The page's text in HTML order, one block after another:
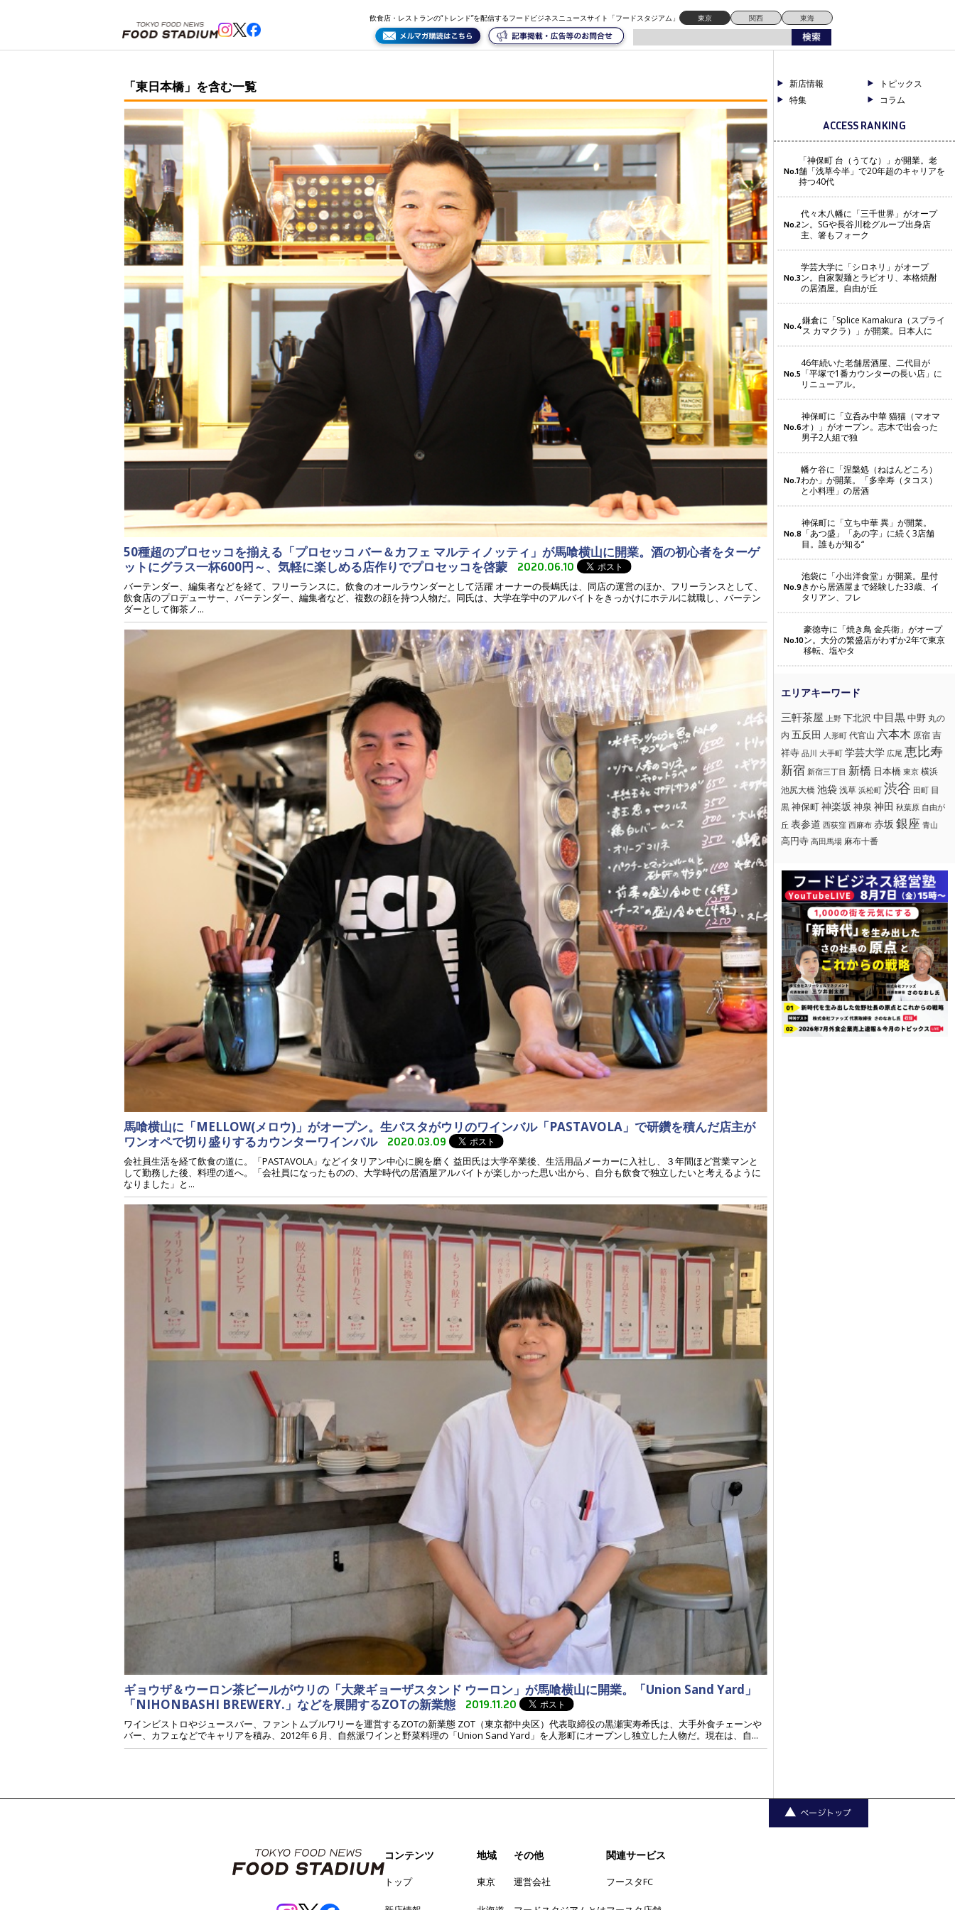
飲食店・レストランの“トレンド”を配信するフードビジネスニュースサイト「フードスタジアム」 東京 関西 東海
「東日本橋」を含む一覧
50種超のプロセッコを揃える「プロセッコ バー＆カフェ マルティノッティ」が馬喰横山に開業。酒の初心者をターゲ
ットにグラス一杯600円～、気軽に楽しめる店作りでプロセッコを啓蒙
2020.06.10
バーテンダー、編集者などを経て、フリーランスに。飲食のオールラウンダーとして活躍 オーナーの長嶋氏は、同店の運営のほか、フリーランスとして、
飲食店のプロデューサー、バーテンダー、編集者など、複数の顔を持つ人物だ。同氏は、大学在学中のアルバイトをきっかけにホテルに就職し、バーテン
ダーとして御茶ノ...
馬喰横山に「MELLOW(メロウ)」がオープン。生パスタがウリのワインバル「PASTAVOLA」で研鑽を積んだ店主が
ワンオペで切り盛りするカウンターワインバル
2020.03.09
会社員生活を経て飲食の道に。「PASTAVOLA」などイタリアン中心に腕を磨く 益田氏は大学卒業後、生活用品メーカーに入社し、３年間ほど営業マンと
して勤務した後、料理の道へ。「会社員になったものの、大学時代の居酒屋アルバイトが楽しかった思い出から、自分も飲食で独立したいと考えるように
なりました」と...
ギョウザ＆ウーロン茶ビールがウリの「大衆ギョーザスタンド ウーロン」が馬喰横山に開業。「Union Sand Yard」
「NIHONBASHI BREWERY.」などを展開するZOTの新業態
2019.11.20
ワインビストロやジュースバー、ファントムブルワリーを運営するZOTの新業態 ZOT（東京都中央区）代表取締役の黒瀬実寿希氏は、大手外食チェーンや
バー、カフェなどでキャリアを積み、2012年６月、自然派ワインと野菜料理の「Union Sand Yard」を人形町にオープンし独立した人物だ。現在は、自...
新店情報
トピックス
特集
コラム
ACCESS RANKING
No.1
「神保町 台（うてな）」が開業。老
舗「浅草今半」で20年超のキャリアを
持つ40代
No.2
代々木八幡に「三千世界」がオープ
ン。SGや長谷川稔グループ出身店
主、箸もフォーク
No.3
学芸大学に「シロネリ」がオープ
ン。自家製麺とラビオリ、本格焼酎
の居酒屋。自由が丘
No.4鎌倉に「Splice Kamakura（スプライ
ス カマクラ）」が開業。日本人に
No.5
46年続いた老舗居酒屋、二代目が
「平塚で1番カウンターの長い店」に
リニューアル。
No.6
神保町に「立呑み中華 猫猫（マオマ
オ）」がオープン。志木で出会った
男子2人組で独
No.7
幡ケ谷に「涅槃処（ねはんどころ）
わか」が開業。「多幸寿（タコス）
と小料理」の居酒
No.8
神保町に「立ち中華 異」が開業。
「あつ盛」「あの字」に続く3店舗
目。誰もが知る“
No.9
池袋に「小出洋食堂」が開業。星付
きから居酒屋まで経験した33歳、イ
タリアン、フレ
No.10
豪徳寺に「焼き鳥 金兵衛」がオープ
ン。大分の繁盛店がわずか2年で東京
移転、塩やタ
三軒茶屋 上野 下北沢 中目黒中野 丸の
内 五反田 人形町 代官山 六本木 原宿 吉
祥寺 品川 大手町 学芸大学 広尾 恵比寿
新宿 新宿三丁目 新橋 日本橋 東京 横浜
池尻大橋 池袋浅草 浜松町 渋谷 田町 目
黒神保町神楽坂 神泉 神田 秋葉原 自由が
丘 表参道 西荻窪 西麻布 赤坂 銀座 青山
高円寺 高田馬場 麻布十番
コンテンツ
トップ
地域
東京
その他
運営会社
関連サービス
フースタFC